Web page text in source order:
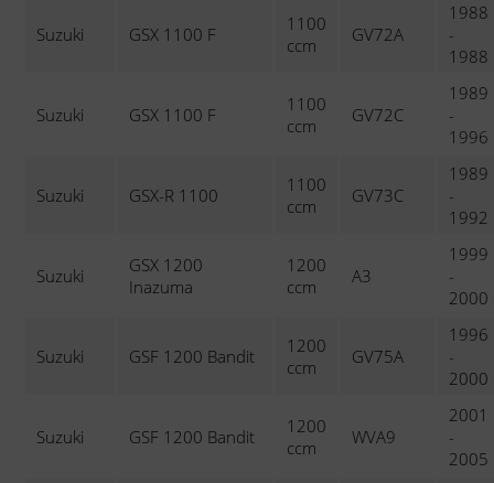
Suzuki GSX 1100 F
1100
ccm
GV72A
1988
-
1988
Suzuki GSX 1100 F
1100
ccm
GV72C
1989
-
1996
Suzuki GSX-R 1100
1100
ccm
GV73C
1989
-
1992
Suzuki
GSX 1200
Inazuma
1200
ccm
A3
1999
-
2000
Suzuki GSF 1200 Bandit
1200
ccm
GV75A
1996
-
2000
Suzuki GSF 1200 Bandit
1200
ccm
WVA9
2001
-
2005